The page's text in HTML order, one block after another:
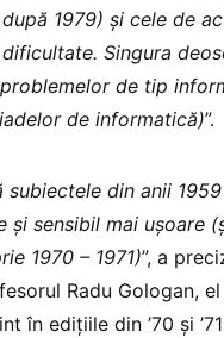
după 1979) și cele de
Singura
de tip
de informatică)”.
subiectele din anii
și sensibil mai ușoare
1970 – 1971)”, a
Radu Gologan,
în edițiile din ’70 și